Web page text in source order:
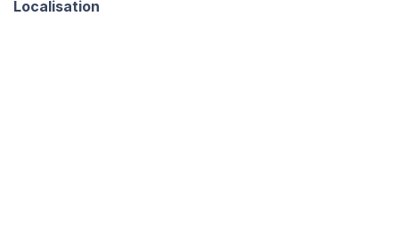
Localisation